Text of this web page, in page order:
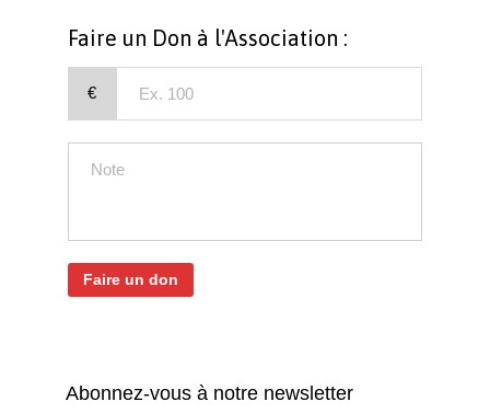
Faire un Don à l'Association :
€
Faire un don
Abonnez-vous à notre newsletter